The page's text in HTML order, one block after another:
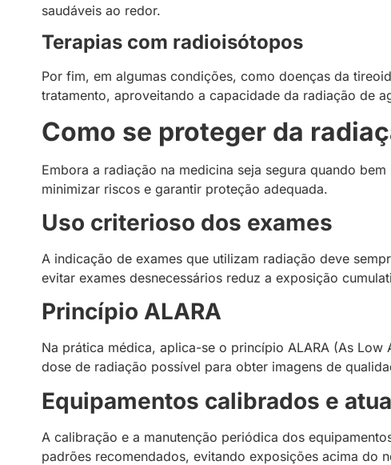
saudáveis ao redor.
Terapias com radioisótopos
Por fim, em algumas condições, como doenças da
tratamento, aproveitando a capacidade da radiação de
Como se proteger da
Embora a radiação na medicina seja segura quando
minimizar riscos e garantir proteção adequada.
Uso criterioso dos exames
A indicação de exames que utilizam radiação deve
evitar exames desnecessários reduz a exposição
Princípio ALARA
Na prática médica, aplica-se o princípio ALARA (As
dose de radiação possível para obter imagens de
Equipamentos calibrados e
A calibração e a manutenção periódica dos
padrões recomendados, evitando exposições acima do